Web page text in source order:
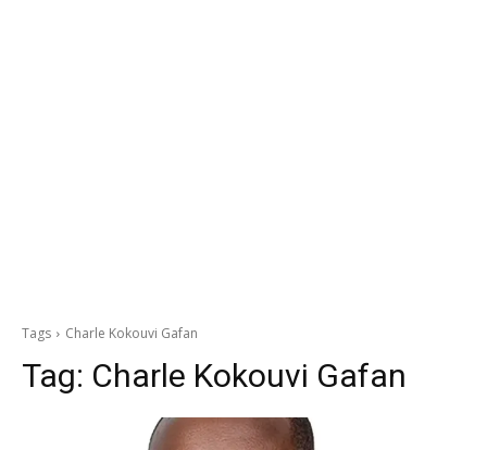
Tags Charle Kokouvi Gafan
Tag: Charle Kokouvi Gafan